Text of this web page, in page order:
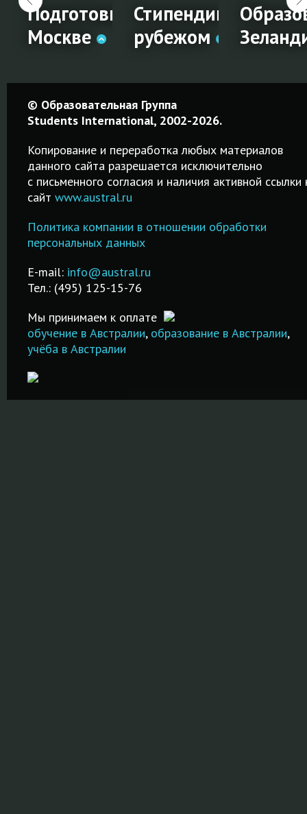
менеджмент
Подготовка к IELTS в
Москве
Подготовка
к IELTS в
Москве
Качественные
курсы от 2-х
дней до 2-х
месяцев!
Подготовка к
IELTS в Москве.
Недорого и
качественно!
ПОДРОБНЕЕ
Стипендии на
рубежом
Стипендии
на
обучение
за
рубежом
Удобный
поисковик
русском языке!
Бесплатная
подаче
документов!
Среднее,
© Образовательная Группа
Students International, 2002-2026.
Копирование и переработка любых материалов
данного сайта разрешается исключительно
c письменного согласия и наличия активной ссылки
сайт www.austral.ru
Политика компании в отношении обработки
персональных данных
E-mail: info@austral.ru
Тел.: (495) 125-15-76
Мы принимаем к оплате
обучение в Австралии, образование в Австралии,
учёба в Австралии